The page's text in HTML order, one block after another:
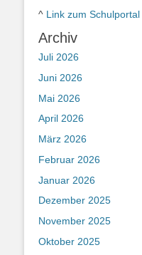
^ Link zum Schulportal
Archiv
Juli 2026
Juni 2026
Mai 2026
April 2026
März 2026
Februar 2026
Januar 2026
Dezember 2025
November 2025
Oktober 2025